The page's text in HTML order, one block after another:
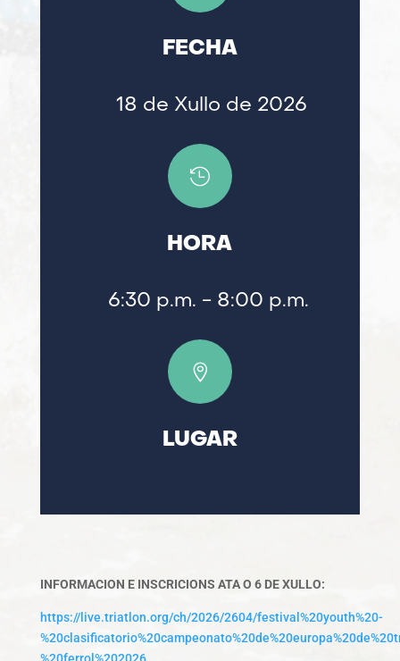
FECHA
18 de Xullo de 2026

HORA
6:30 p.m. - 8:00 p.m.

LUGAR
INFORMACION E INSCRICIONS ATA O 6 DE XULLO:
https://live.triatlon.org/ch/2026/2604/festival%20youth%20-
%20ferrol%202026